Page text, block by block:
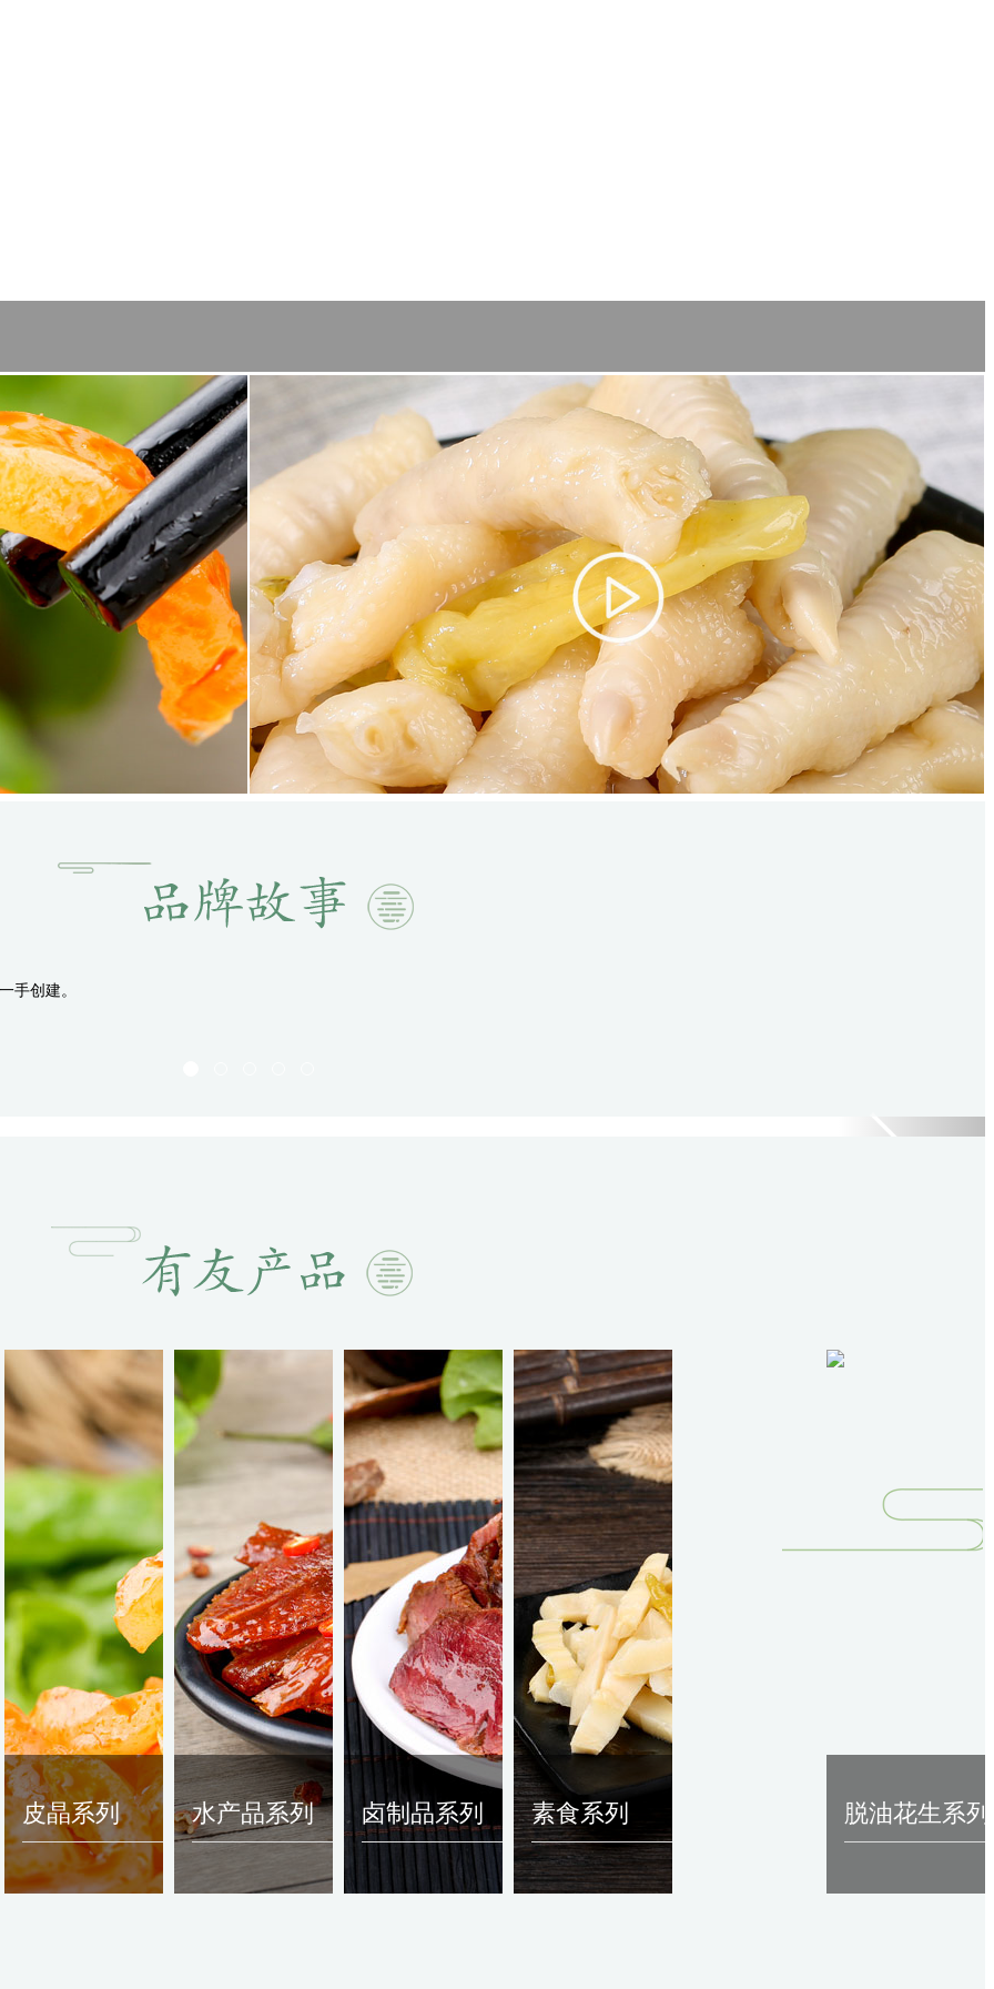
手创建。
皮晶系列 水产品系列 卤制品系列 素食系列 脱油花生系列